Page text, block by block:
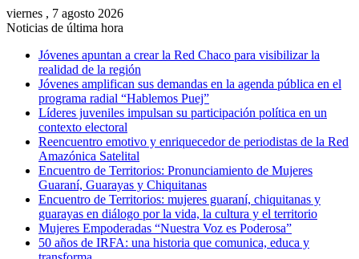
viernes , 7 agosto 2026
Noticias de última hora
Jóvenes apuntan a crear la Red Chaco para visibilizar la
realidad de la región
Jóvenes amplifican sus demandas en la agenda pública en el
programa radial “Hablemos Puej”
Líderes juveniles impulsan su participación política en un
contexto electoral
Reencuentro emotivo y enriquecedor de periodistas de la Red
Amazónica Satelital
Encuentro de Territorios: Pronunciamiento de Mujeres
Guaraní, Guarayas y Chiquitanas
Encuentro de Territorios: mujeres guaraní, chiquitanas y
guarayas en diálogo por la vida, la cultura y el territorio
Mujeres Empoderadas “Nuestra Voz es Poderosa”
50 años de IRFA: una historia que comunica, educa y